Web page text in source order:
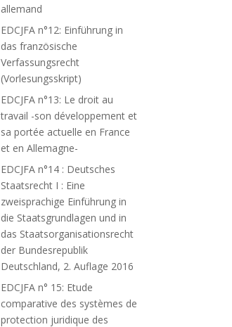
allemand
EDCJFA n°12: Einführung in
das französische
Verfassungsrecht
(Vorlesungsskript)
EDCJFA n°13: Le droit au
travail -son développement et
sa portée actuelle en France
et en Allemagne-
EDCJFA n°14 : Deutsches
Staatsrecht I : Eine
zweisprachige Einführung in
die Staatsgrundlagen und in
das Staatsorganisationsrecht
der Bundesrepublik
Deutschland, 2. Auflage 2016
EDCJFA n° 15: Etude
comparative des systèmes de
protection juridique des